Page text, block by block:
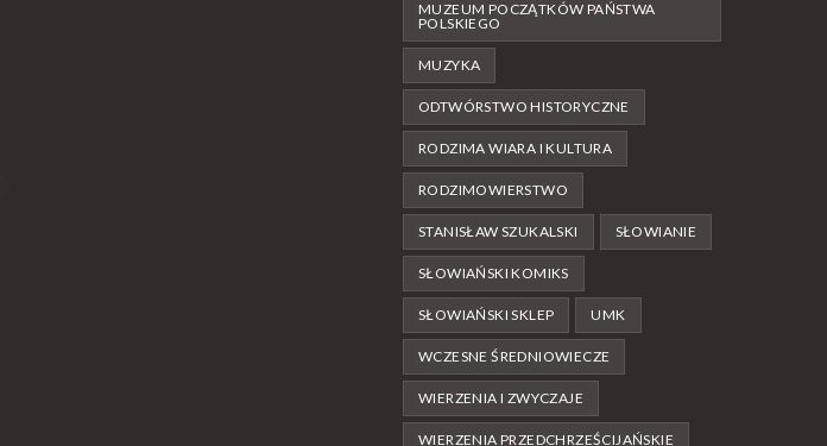
MUZEUM POCZĄTKÓW PAŃSTWA
POLSKIEGO
MUZYKA
ODTWÓRSTWO HISTORYCZNE
RODZIMA WIARA I KULTURA
RODZIMOWIERSTWO
STANISŁAW SZUKALSKI SŁOWIANIE
SŁOWIAŃSKI KOMIKS
SŁOWIAŃSKI SKLEP UMK
WCZESNE ŚREDNIOWIECZE
WIERZENIA I ZWYCZAJE
WIERZENIA PRZEDCHRZEŚCIJAŃSKIE